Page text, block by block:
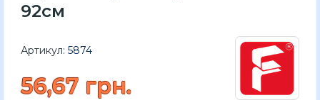
92см
Артикул: 5874
56,67 грн.